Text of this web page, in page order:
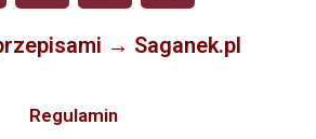
→ Saganek.pl
Regulamin